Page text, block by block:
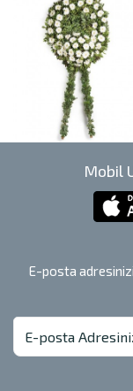
Mobil
E-posta